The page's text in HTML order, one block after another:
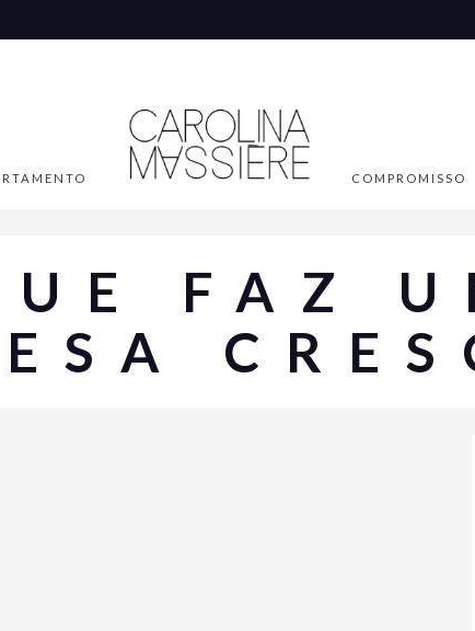
COMPROMISSO
FAZ